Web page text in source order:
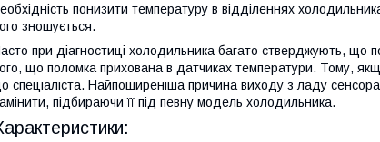
понизити температуру в відділеннях
зношується.
при діагностиці холодильника багато стверджують, що
що поломка прихована в датчиках температури. Тому,
спеціаліста. Найпоширеніша причина виходу з ладу
підбираючи її під певну модель холодильника.